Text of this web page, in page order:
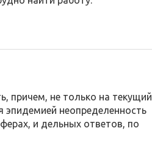
причем, не только на текущий
эпидемией неопределенность
и дельных ответов, по